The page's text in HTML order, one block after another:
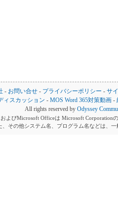
- お問い合せ - プライバシーポリシー - サ
ィスカッション -MOS Word 365対策動画 -
All rights reserved by Odyssey
よびMicrosoft Officeは Microsoft Corporation
、その他システム名、プログラム名などは、